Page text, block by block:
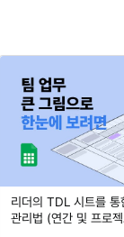
리더의 TDL 시트를
관리법 (연간 및 프로